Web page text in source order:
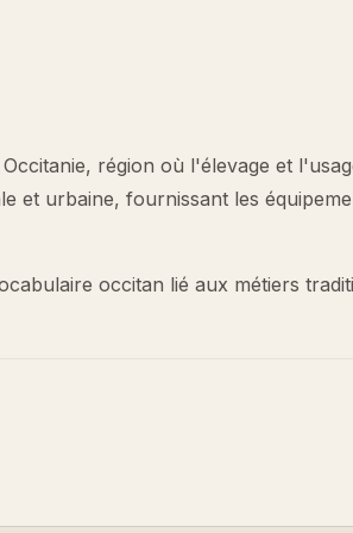
région où l'élevage et
et urbaine, fournissant les
occitan lié aux métiers